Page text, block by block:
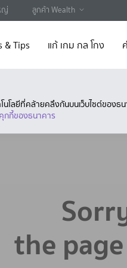
ญ่ ลูกค้า Wealth
& Tips แก้ เกม กล โกง
นโลยีที่คล้ายคลึงกันบนเว็บไซต์ของ
กกี้ของธนาคาร
the